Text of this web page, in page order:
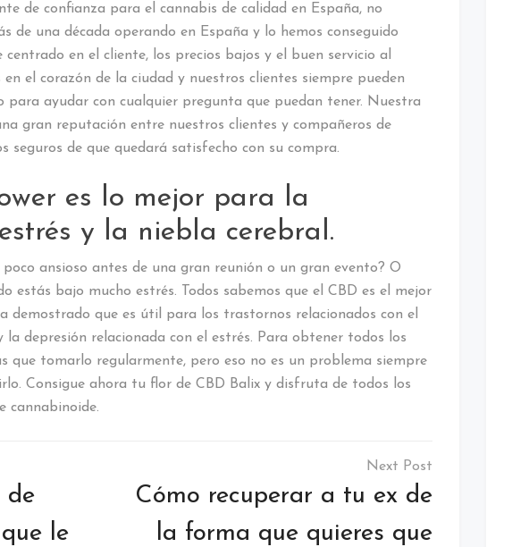
de confianza para el cannabis de calidad en España, no
de una década operando en España y lo hemos conseguido
en el cliente, los precios bajos y el buen servicio al
el corazón de la ciudad y nuestros clientes siempre pueden
para ayudar con cualquier pregunta que puedan tener. Nuestra
gran reputación entre nuestros clientes y compañeros de
seguros de que quedará satisfecho con su compra.
es lo mejor para la
y la niebla cerebral.
ansioso antes de una gran reunión o un gran evento? O
estás bajo mucho estrés. Todos sabemos que el CBD es el mejor
demostrado que es útil para los trastornos relacionados con el
la depresión relacionada con el estrés. Para obtener todos los
que tomarlo regularmente, pero eso no es un problema siempre
Consigue ahora tu flor de CBD Balix y disfruta de todos los
cannabinoide.
de
le
Cómo recuperar a tu ex de
la forma que quieres que